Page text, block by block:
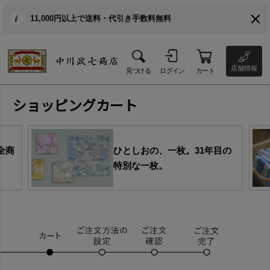
11,000円以上で送料・代引き手数料無料
見つける ログイン カート 店舗情報
ショッピングカート
商
ひとしおの、一枚。31年目の
特別な一枚。